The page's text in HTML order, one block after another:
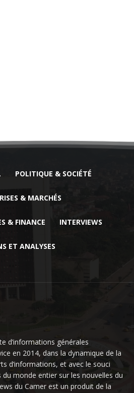
POLITIQUE & SOCIÉTÉ
& MARCHÉS
& FINANCE INTERVIEWS
ET ANALYSES
d’informations générales
en 2014, dans la dynamique de la
d’informations, et avec le souci
du monde entier sur les nouvelles du
du Camer est un produit de la